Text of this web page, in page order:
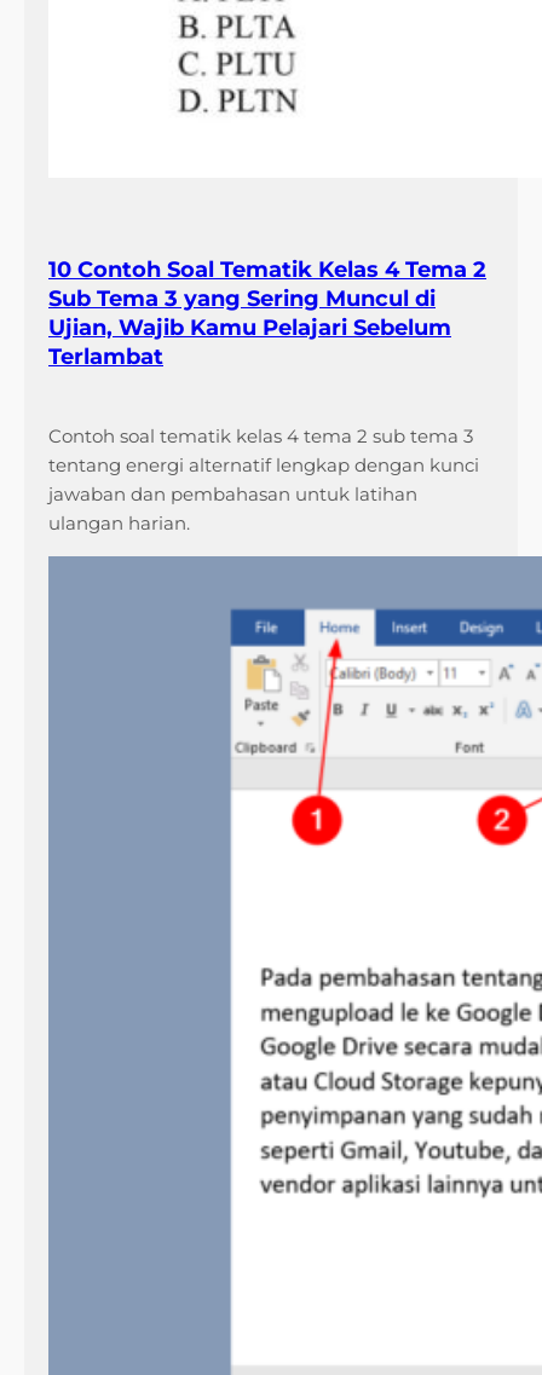
10 Contoh Soal Tematik Kelas 4 Tema 2
Sub Tema 3 yang Sering Muncul di
Ujian, Wajib Kamu Pelajari Sebelum
Terlambat
Contoh soal tematik kelas 4 tema 2 sub tema 3
tentang energi alternatif lengkap dengan kunci
jawaban dan pembahasan untuk latihan
ulangan harian.